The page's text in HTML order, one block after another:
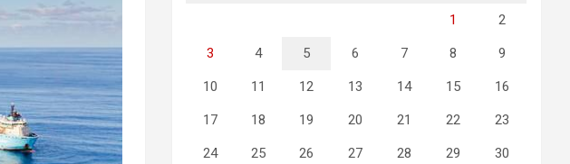
1 2
3 4 5 6 7 8 9
10 11 12 13 14 15 16
17 18 19 20 21 22 23
24 25 26 27 28 29 30